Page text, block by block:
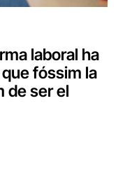
laboral ha
fóssim la
de ser el